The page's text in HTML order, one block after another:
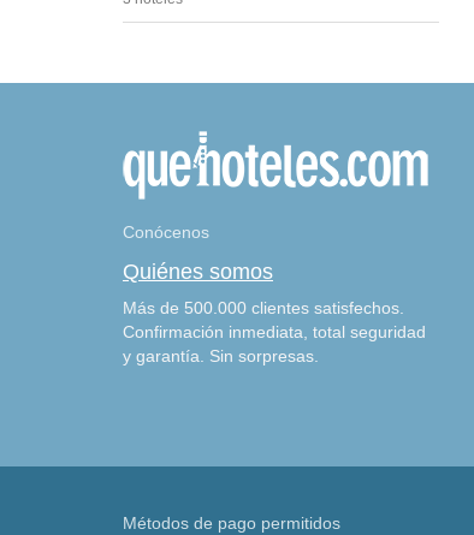
Conócenos
Quiénes somos
Más de 500.000 clientes satisfechos.
Confirmación inmediata, total seguridad
y garantía. Sin sorpresas.
Métodos de pago permitidos